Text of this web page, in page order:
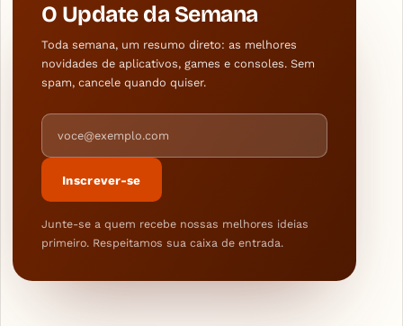
O Update da Semana
Toda semana, um resumo direto: as melhores
novidades de aplicativos, games e consoles. Sem
spam, cancele quando quiser.
Endereço de e-mail
Inscrever-se
Junte-se a quem recebe nossas melhores ideias
primeiro. Respeitamos sua caixa de entrada.